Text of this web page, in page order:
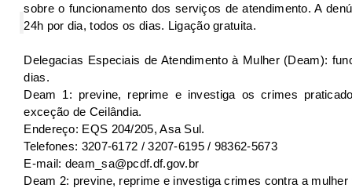
sobre o funcionamento dos serviços de atendimento. A
24h por dia, todos os dias. Ligação gratuita.
Delegacias Especiais de Atendimento à Mulher (Deam):
dias.
Deam 1: previne, reprime e investiga os crimes
exceção de Ceilândia.
Endereço: EQS 204/205, Asa Sul.
Telefones: 3207-6172 / 3207-6195 / 98362-5673
E-mail: deam_sa@pcdf.df.gov.br
Deam 2: previne, reprime e investiga crimes contra a